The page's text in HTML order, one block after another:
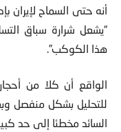
أنه حتى السماح لإيران
“يشعل شرارة سباق
هذا الكوكب”.
الواقع أن كلا من
للتحليل بشكل منفصل
السائد مخطئا إلى حد